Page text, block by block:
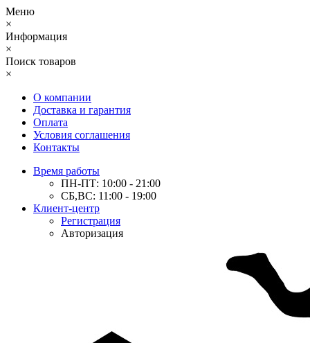
Меню
×
Информация
×
Поиск товаров
×
О компании
Доставка и гарантия
Оплата
Условия соглашения
Контакты
Время работы
ПН-ПТ: 10:00 - 21:00
СБ,ВС: 11:00 - 19:00
Клиент-центр
Регистрация
Авторизация